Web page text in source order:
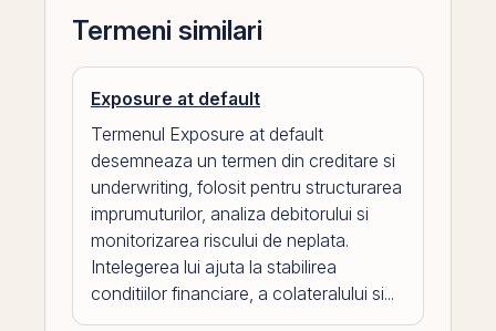
Termeni similari
Exposure at default
Termenul Exposure at default
desemneaza un termen din creditare si
underwriting, folosit pentru structurarea
imprumuturilor, analiza debitorului si
monitorizarea riscului de neplata.
Intelegerea lui ajuta la stabilirea
conditiilor financiare, a colateralului si...